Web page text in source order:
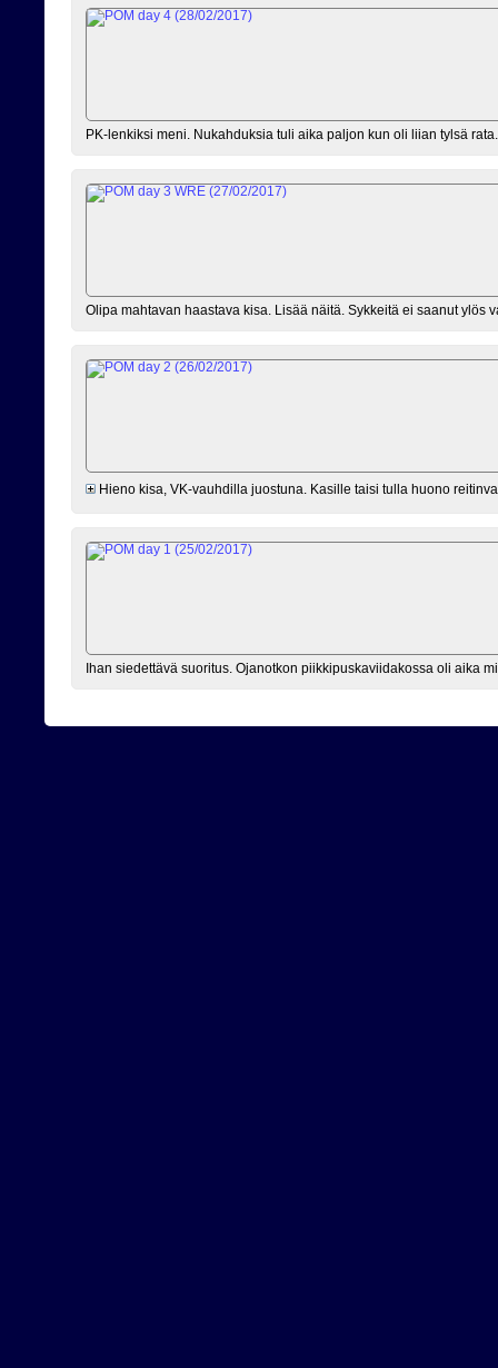
PK-lenkiksi meni. Nukahduksia tuli aika paljon kun oli liian tylsä rata.
Olipa mahtavan haastava kisa. Lisää näitä. Sykkeitä ei saanut ylös
Hieno kisa, VK-vauhdilla juostuna. Kasille taisi tulla huono
Ihan siedettävä suoritus. Ojanotkon piikkipuskaviidakossa oli aika